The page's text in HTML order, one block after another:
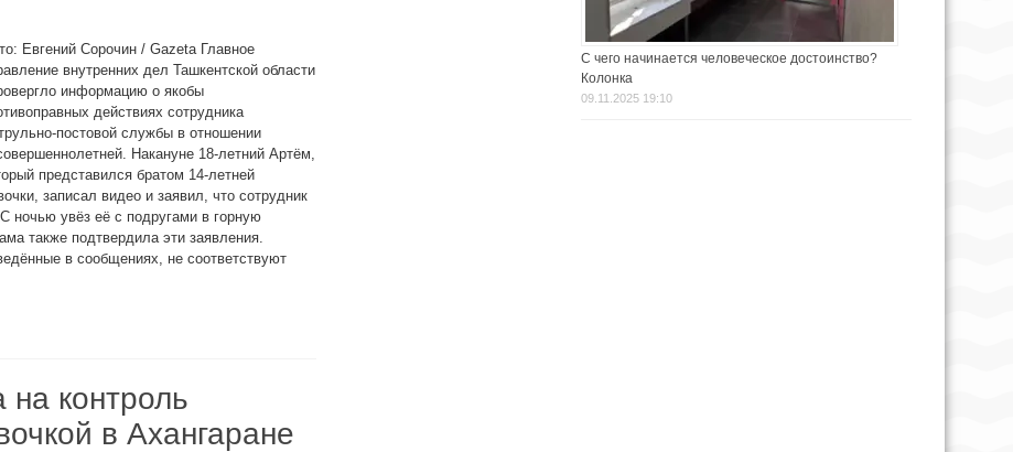
Евгений Сорочин / Gazeta Главное
внутренних дел Ташкентской области
информацию о якобы
действиях сотрудника
постовой службы в отношении
Накануне 18-летний Артём,
представился братом 14-летней
записал видео и заявил, что сотрудник
ночью увёз её с подругами в горную
также подтвердила эти заявления.
в сообщениях, не соответствуют
на контроль
в Ахангаране
С чего начинается человеческое достоинство?
Колонка
09.11.2025 19:10